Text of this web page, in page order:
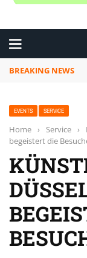
BREAKING NEWS
EVENTS SERVICE
Home › Service ›
begeistert die